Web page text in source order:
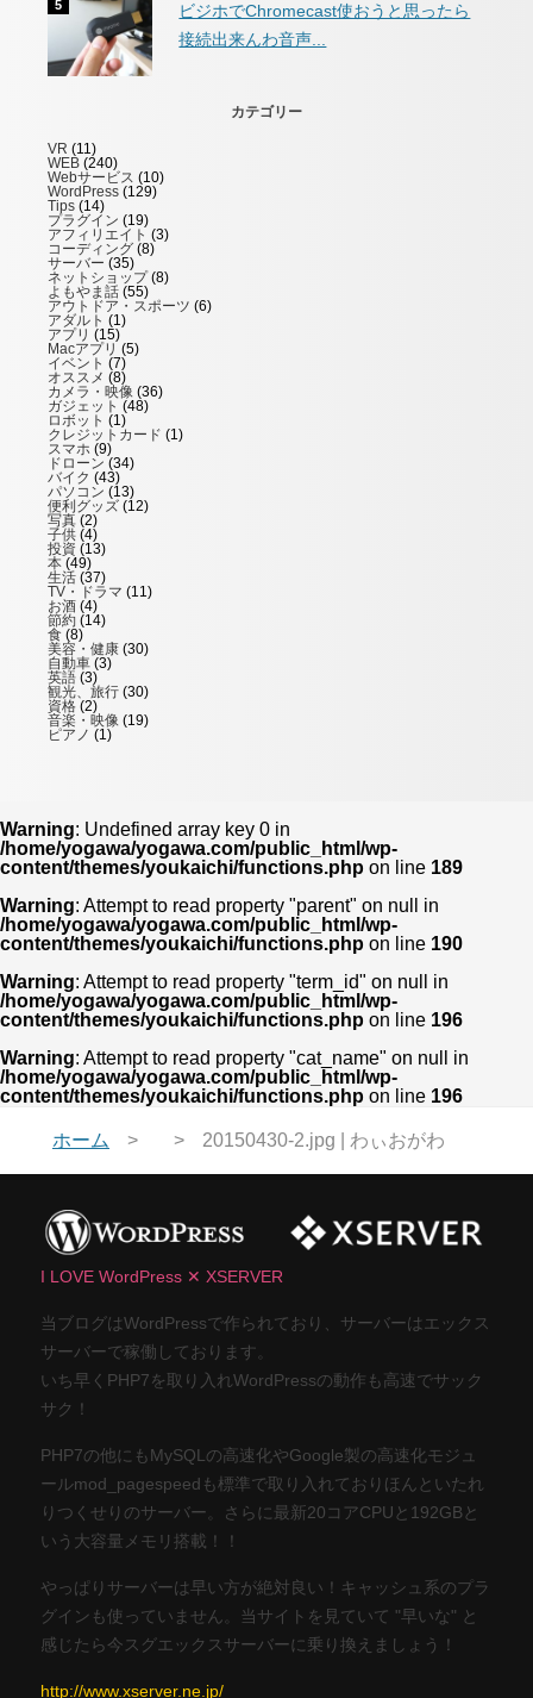
ビジホでChromecast使おうと思ったら
接続出来んわ音声...
カテゴリー
VR (11)
WEB (240)
Webサービス (10)
WordPress (129)
Tips (14)
プラグイン (19)
アフィリエイト (3)
コーディング (8)
サーバー (35)
ネットショップ(8)
よもやま話 (55)
アウトドア・スポーツ (6)
アダルト (1)
アプリ (15)
Macアプリ (5)
イベント (7)
オススメ (8)
カメラ・映像 (36)
ガジェット (48)
ロボット (1)
クレジットカード (1)
スマホ (9)
ドローン (34)
バイク (43)
パソコン (13)
便利グッズ (12)
写真 (2)
子供 (4)
投資 (13)
本 (49)
生活 (37)
TV・ドラマ (11)
お酒 (4)
節約 (14)
食 (8)
美容・健康 (30)
自動車 (3)
英語 (3)
観光、旅行 (30)
資格 (2)
音楽・映像 (19)
ピアノ (1)
Warning: Undefined array key 0 in
/home/yogawa/yogawa.com/public_html/wp-
content/themes/youkaichi/functions.php on line 189
Warning: Attempt to read property "parent" on null in
/home/yogawa/yogawa.com/public_html/wp-
content/themes/youkaichi/functions.php on line 190
Warning: Attempt to read property "term_id" on null in
/home/yogawa/yogawa.com/public_html/wp-
content/themes/youkaichi/functions.php on line 196
Warning: Attempt to read property "cat_name" on null in
/home/yogawa/yogawa.com/public_html/wp-
content/themes/youkaichi/functions.php on line 196
ホーム 20150430-2.jpg | わぃおがわ
I LOVE WordPress ✕ XSERVER
当ブログはWordPressで作られており、サーバーはエックス
サーバーで稼働しております。
いち早くPHP7を取り入れWordPressの動作も高速でサック
サク！
PHP7の他にもMySQLの高速化やGoogle製の高速化モジュ
ールmod_pagespeedも標準で取り入れておりほんといたれ
りつくせりのサーバー。さらに最新20コアCPUと192GBと
いう大容量メモリ搭載！！
やっぱりサーバーは早い方が絶対良い！キャッシュ系のプラ
グインも使っていません。当サイトを見ていて "早いな" と
感じたら今スグエックスサーバーに乗り換えましょう！
http://www.xserver.ne.jp/